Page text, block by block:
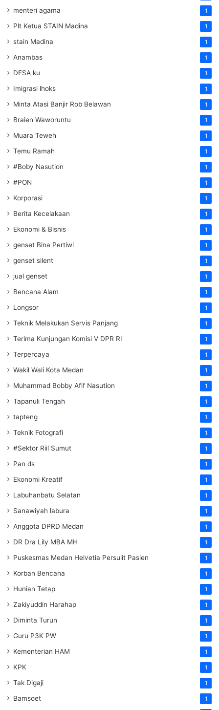
menteri agama 1
Plt Ketua STAIN Madina 1
stain Madina 1
Anambas 1
DESA ku 1
Imigrasi lhoks 1
Minta Atasi Banjir Rob Belawan 1
Braien Waworuntu 1
Muara Teweh 1
Temu Ramah 1
#Boby Nasution 1
#PON 1
Korporasi 1
Berita Kecelakaan 1
Ekonomi & Bisnis 1
genset Bina Pertiwi 1
genset silent 1
jual genset 1
Bencana Alam 1
Longsor 1
Teknik Melakukan Servis Panjang 1
Terima Kunjungan Komisi V DPR RI 1
Terpercaya 1
Wakil Wali Kota Medan 1
Muhammad Bobby Afif Nasution 1
Tapanuli Tengah 1
tapteng 1
Teknik Fotografi 1
#Sektor Riil Sumut 1
Pan ds 1
Ekonomi Kreatif 1
Labuhanbatu Selatan 1
Sanawiyah labura 1
Anggota DPRD Medan 1
DR Dra Lily MBA MH 1
Puskesmas Medan Helvetia Persulit Pasien 1
Korban Bencana 1
Hunian Tetap 1
Zakiyuddin Harahap 1
Diminta Turun 1
Guru P3K PW 1
Kementerian HAM 1
KPK 1
Tak Digaji 1
Bamsoet 1